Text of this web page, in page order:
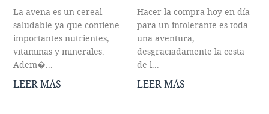
La avena es un cereal
saludable ya que contiene
importantes nutrientes,
vitaminas y minerales.
Adem�...
LEER MÁS
Hacer la compra hoy en día
para un intolerante es toda
una aventura,
desgraciadamente la cesta
de l...
LEER MÁS